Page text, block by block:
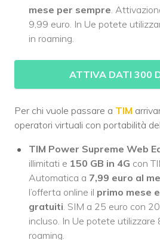
mese per sempre .
9,99 euro. In Ue potete
in roaming.
ATTIVA DATI 300
Per chi vuole passare a TIM
operatori virtuali con portabilità
TIM Power Supreme Web
illimitati e 150 GB in 4G con
Automatica a 7,99 euro al
l’offerta online il primo mese
gratuiti . SIM a 25 euro con
incluso. In Ue potete utilizzare
roaming.